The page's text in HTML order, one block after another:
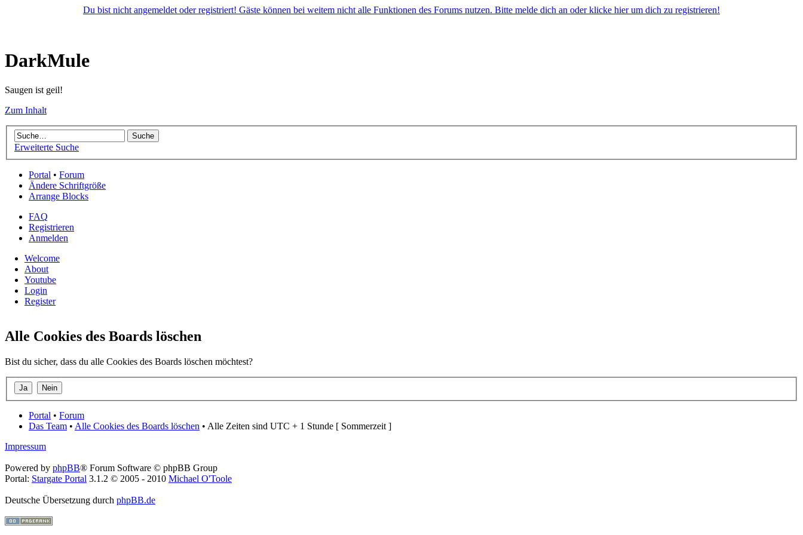
Du bist nicht angemeldet oder registriert! Gäste können bei weitem nicht alle Funktionen des Forums nutzen. Bitte melde dich an oder klicke hier um dich zu registrieren!
DarkMule
Saugen ist geil!
Zum Inhalt
Erweiterte Suche
Portal • Forum
Ändere Schriftgröße
Arrange Blocks
FAQ
Registrieren
Anmelden
Welcome
About
Youtube
Login
Register
Alle Cookies des Boards löschen
Bist du sicher, dass du alle Cookies des Boards löschen möchtest?
Portal • Forum
Das Team • Alle Cookies des Boards löschen • Alle Zeiten sind UTC + 1 Stunde [ Sommerzeit ]
Impressum
Powered by phpBB® Forum Software © phpBB Group
Portal: Stargate Portal 3.1.2 © 2005 - 2010 Michael O'Toole
Deutsche Übersetzung durch phpBB.de